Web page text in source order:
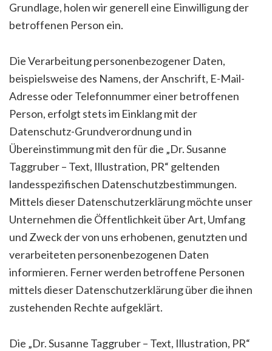
Grundlage, holen wir generell eine Einwilligung der
betroffenen Person ein.
Die Verarbeitung personenbezogener Daten,
beispielsweise des Namens, der Anschrift, E-Mail-
Adresse oder Telefonnummer einer betroffenen
Person, erfolgt stets im Einklang mit der
Datenschutz-Grundverordnung und in
Übereinstimmung mit den für die „Dr. Susanne
Taggruber – Text, Illustration, PR“ geltenden
landesspezifischen Datenschutzbestimmungen.
Mittels dieser Datenschutzerklärung möchte unser
Unternehmen die Öffentlichkeit über Art, Umfang
und Zweck der von uns erhobenen, genutzten und
verarbeiteten personenbezogenen Daten
informieren. Ferner werden betroffene Personen
mittels dieser Datenschutzerklärung über die ihnen
zustehenden Rechte aufgeklärt.
Die „Dr. Susanne Taggruber – Text, Illustration, PR“